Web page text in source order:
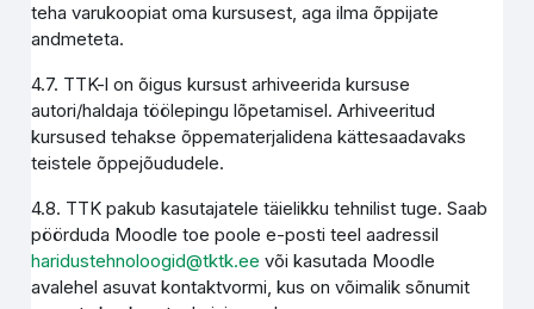
teha varukoopiat oma kursusest, aga ilma õppijate
andmeteta.
4.7. TTK-l on õigus kursust arhiveerida kursuse
autori/haldaja töölepingu lõpetamisel. Arhiveeritud
kursused tehakse õppematerjalidena kättesaadavaks
teistele õppejõududele.
4.8. TTK pakub kasutajatele täielikku tehnilist tuge. Saab
pöörduda Moodle toe poole e-posti teel aadressil
haridustehnoloogid@tktk.ee või kasutada Moodle
avalehel asuvat kontaktvormi, kus on võimalik sõnumit